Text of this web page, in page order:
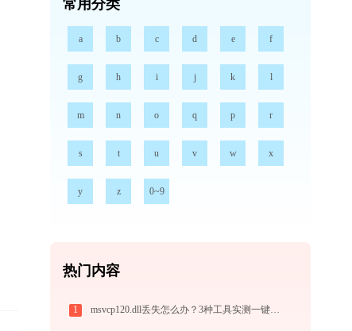
常用分类
a b c d e f
g h i j k l
m n o q p r
s t u v w x
y z 0~9
热门内容
1 msvcp120.dll丢失怎么办？3种工具实测一键修复方法